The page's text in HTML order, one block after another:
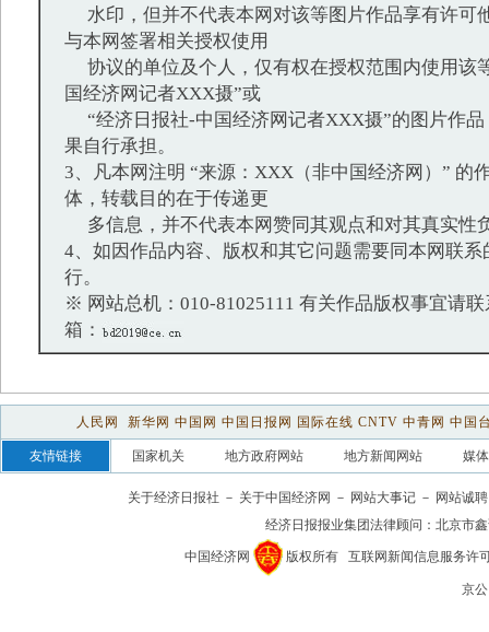
水印，但并不代表本网对该等图片作品享有许可
与本网签署相关授权使用
协议的单位及个人，仅有权在授权范围内使用该
国经济网记者XXX摄”或
“经济日报社-中国经济网记者XXX摄”的图片作品
果自行承担。
3、凡本网注明 “来源：XXX（非中国经济网）” 的
体，转载目的在于传递更
多信息，并不代表本网赞同其观点和对其真实性
4、如因作品内容、版权和其它问题需要同本网联系
行。
※ 网站总机：010-81025111 有关作品版权事宜请联
箱：
人民网 新华网 中国网 中国日报网 国际在线 CNTV 中青网 中国
友情链接 国家机关 地方政府网站 地方新闻网站 媒
关于经济日报社 － 关于中国经济网 － 网站大事记 － 网站诚聘
经济日报报业集团法律顾问： 北京市
中国经济网 版权所有 互联网新闻信息服务许
京